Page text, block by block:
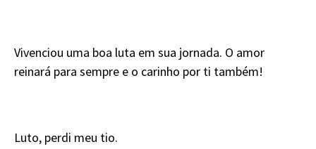
Vivenciou uma boa luta em sua jornada. O amor
reinará para sempre e o carinho por ti também!
Luto, perdi meu tio.